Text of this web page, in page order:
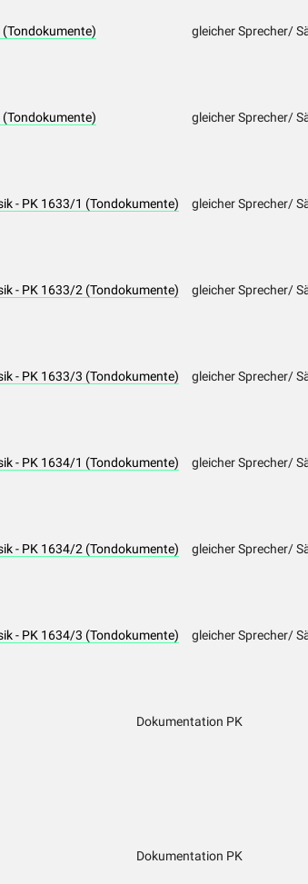
gleicher Sprecher/
gleicher Sprecher/
- PK 1633/1 (Tondokumente) gleicher Sprecher/
- PK 1633/2 (Tondokumente) gleicher Sprecher/
- PK 1633/3 (Tondokumente) gleicher Sprecher/
- PK 1634/1 (Tondokumente) gleicher Sprecher/
- PK 1634/2 (Tondokumente) gleicher Sprecher/
- PK 1634/3 (Tondokumente) gleicher Sprecher/
Dokumentation PK
Dokumentation PK